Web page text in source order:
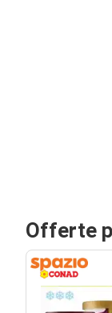
Offerte